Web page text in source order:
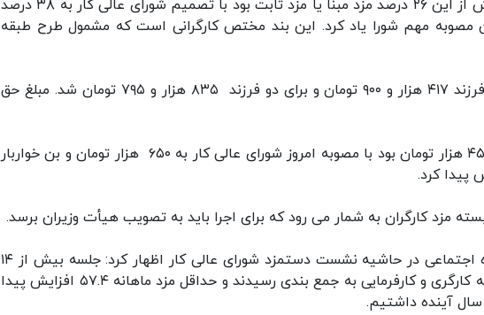
میزان افزایش سایر سطوح مزدی که تا پیش از این ۲۶ درصد مزد مبنا یا مزد ثابت بود با تصمیم شورای عالی کار به ۳۸ درصد
مصوبه مهم شورا یاد کرد. این بند مختص کارگرانی است که مشمول طرح طبقه
همچنین حق اولاد برای کارگران دارای یک فرزند ۴۱۷ هزار و ۹۰۰ تومان و برای دو فرزند ۸۳۵ هزار و ۷۹۵ تومان شد. مبلغ حق
مبلغ کمک هزینه مسکن که پیش از این ۴۵۰ هزار تومان بود با مصوبه امروز شورای عالی کار به ۶۵۰ هزار تومان و بن خواربار
مزد کارگران به شمار می رود که برای اجرا باید به تصویب هیأت وزیران برسد.
حجت الله عبدالملکی وزیر تعاون، کار و رفاه اجتماعی در حاشیه نشست دستمزد شورای عالی کار اظهار کرد: جلسه بیش از ۱۴
ساعت به طول انجامید که نمایندگان جامعه کارگری و کارفرمایی به جمع بندی رسیدند و حداقل مزد ماهانه ۵۷.۴ افزایش پیدا
سال آینده داشتیم.